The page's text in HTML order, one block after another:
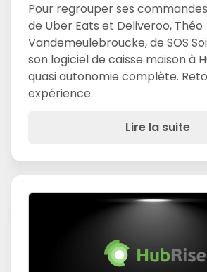
Pour regrouper ses
de Uber Eats et Deliveroo, Théo
Vandemeulebroucke, de SOS
son logiciel de caisse maison à
quasi autonomie complète.
expérience.
Lire la suite